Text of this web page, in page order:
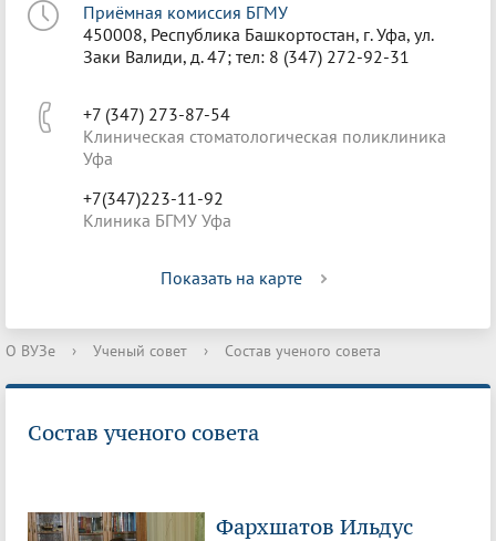
Приёмная комиссия БГМУ
450008, Республика Башкортостан, г. Уфа, ул.
Заки Валиди, д. 47; тел: 8 (347) 272-92-31
+7 (347) 273-87-54
Клиническая стоматологическая поликлиника
Уфа
+7(347)223-11-92
Клиника БГМУ Уфа
Показать на карте
О ВУЗе › Ученый совет › Состав ученого совета
Состав ученого совета
Фархшатов Ильдус